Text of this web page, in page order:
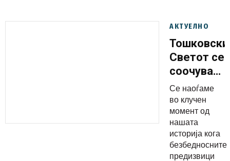
АКТУЕЛНО
Светот се
соочува
со
закани, но
и со
сајбер
војни,
Се наоѓаме
во клучен
момент од
нашата
историја кога
безбедносните
предизвици